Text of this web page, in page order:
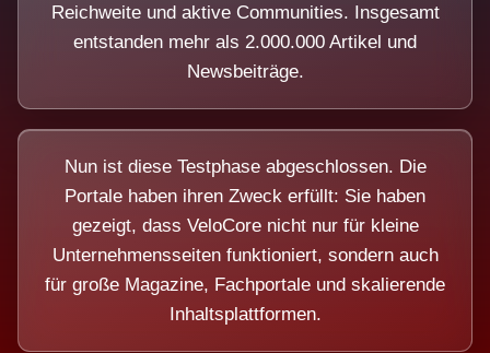
Reichweite und aktive Communities. Insgesamt
entstanden mehr als 2.000.000 Artikel und
Newsbeiträge.
Nun ist diese Testphase abgeschlossen. Die
Portale haben ihren Zweck erfüllt: Sie haben
gezeigt, dass VeloCore nicht nur für kleine
Unternehmensseiten funktioniert, sondern auch
für große Magazine, Fachportale und skalierende
Inhaltsplattformen.